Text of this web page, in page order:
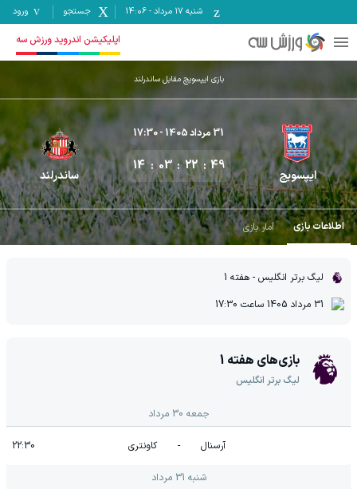
شنبه ۱۷ مرداد -
14:06 جستجو ورود
اپلیکیشن اندروید ورزش سه
بازی ایپسویچ مقابل ساندرلند
ایپسویچ
31 مرداد 1405 - 17:30
14 03 22 49
ساندرلند
اطلاعات بازی آمار بازی
لیگ برتر انگلیس - هفته 1
31 مرداد 1405
ساعت 17:30
بازی‌های هفته 1
لیگ برتر انگلیس
جمعه 30 مرداد
آرسنال - کاونتری 22:30
شنبه 31 مرداد